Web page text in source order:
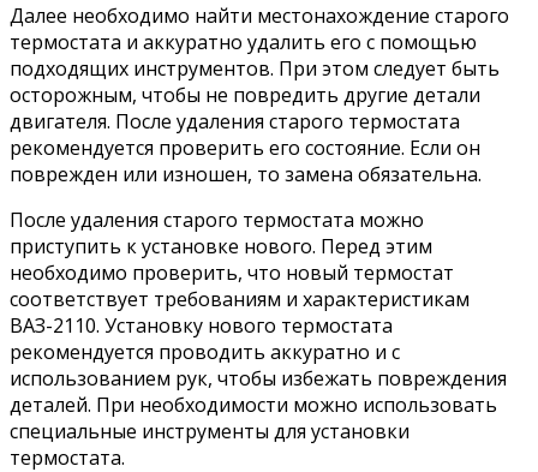
Далее необходимо найти местонахождение старого
термостата и аккуратно удалить его с помощью
подходящих инструментов. При этом следует быть
осторожным, чтобы не повредить другие детали
двигателя. После удаления старого термостата
рекомендуется проверить его состояние. Если он
поврежден или изношен, то замена обязательна.
После удаления старого термостата можно
приступить к установке нового. Перед этим
необходимо проверить, что новый термостат
соответствует требованиям и характеристикам
ВАЗ-2110. Установку нового термостата
рекомендуется проводить аккуратно и с
использованием рук, чтобы избежать повреждения
деталей. При необходимости можно использовать
специальные инструменты для установки
термостата.